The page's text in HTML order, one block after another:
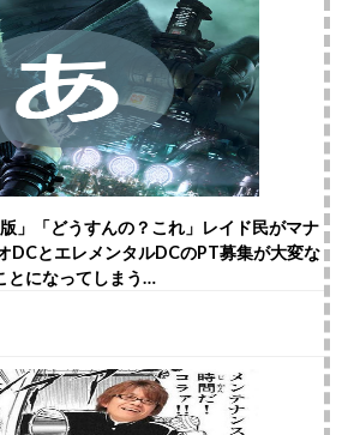
版」「どうすんの？これ」レイド民がマナ
DCとエレメンタルDCのPT募集が大変な
とになってしまう…